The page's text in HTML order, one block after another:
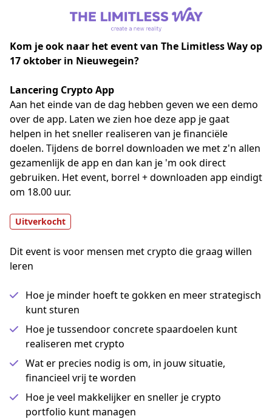
Kom je ook naar het event van The Limitless Way op
17 oktober in Nieuwegein?
Lancering Crypto App
Aan het einde van de dag hebben geven we een demo
over de app. Laten we zien hoe deze app je gaat
helpen in het sneller realiseren van je financiële
doelen. Tijdens de borrel downloaden we met z'n allen
gezamenlijk de app en dan kan je 'm ook direct
gebruiken. Het event, borrel + downloaden app eindigt
om 18.00 uur.
Uitverkocht
Dit event is voor mensen met crypto die graag willen
leren
Hoe je minder hoeft te gokken en meer strategisch
kunt sturen
Hoe je tussendoor concrete spaardoelen kunt
realiseren met crypto
Wat er precies nodig is om, in jouw situatie,
financieel vrij te worden
Hoe je veel makkelijker en sneller je crypto
portfolio kunt managen